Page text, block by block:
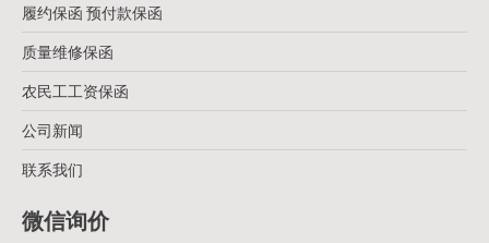
履约保函 预付款保函
质量维修保函
农民工工资保函
公司新闻
联系我们
微信询价